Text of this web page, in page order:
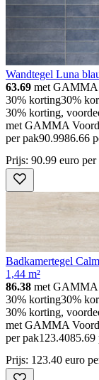
Wandtegel Luna
63.69 met GAMMA
30% korting30%
30% korting,
met GAMMA
per pak90.9986.66
Prijs: 90.99 euro
Badkamertegel
1,44 m²
86.38 met GAMMA
30% korting30%
30% korting,
met GAMMA
per pak123.4085.69
Prijs: 123.40 euro